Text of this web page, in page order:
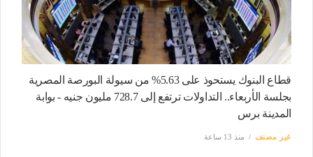
قطاع البنوك يستحوذ على 5.63% من سيولة البورصة المصرية
بجلسة الأربعاء.. التداولات ترتفع إلى 728.7 مليون جنيه - بوابة
المدينة برس
غير مصنف منذ 13 ساعة